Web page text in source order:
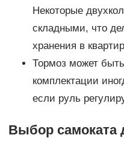
Некоторые
складными, что
хранения в
Тормоз может
комплектации
если руль
Выбор самоката